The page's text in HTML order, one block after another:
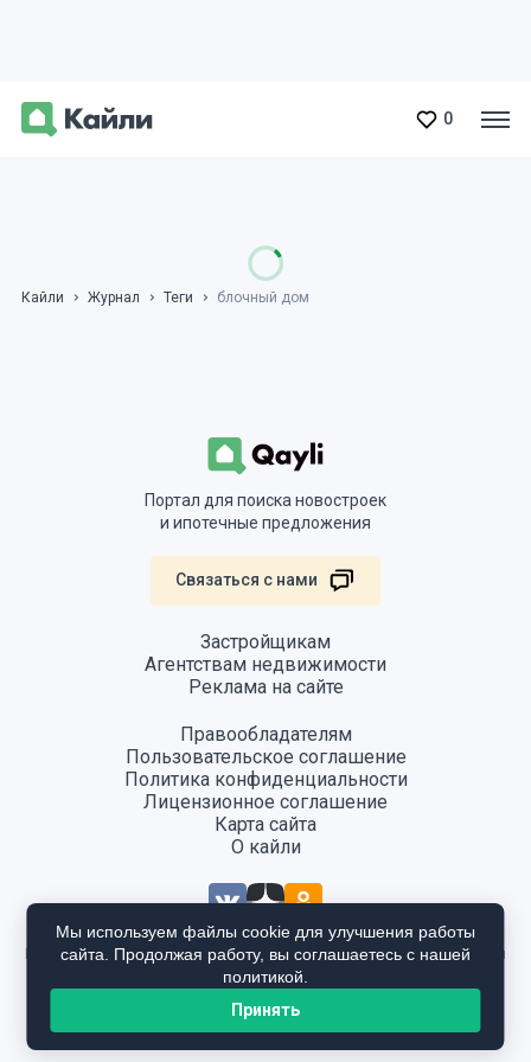
0
Кайли Журнал Теги блочный дом
Портал для поиска новостроек
и ипотечные предложения
Связаться с нами
Застройщикам
Агентствам недвижимости
Реклама на сайте
Правообладателям
Пользовательское соглашение
Политика конфиденциальности
Лицензионное соглашение
Карта сайта
О кайли
Информация, размещенная на сайте, не является публичной офертой
и предоставляется в ознакомительных целях. Для получения
подробной информации общайтесь в отдел продаж застройщика.
Мы используем файлы cookie для улучшения работы
сайта. Продолжая работу, вы соглашаетесь с нашей
политикой.
Принять